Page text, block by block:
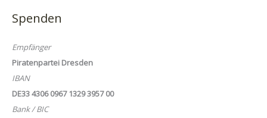
Spenden
Empfänger
Piratenpartei Dresden
IBAN
DE33 4306 0967 1329 3957 00
Bank / BIC